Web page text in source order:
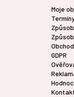
Moje
GDPR